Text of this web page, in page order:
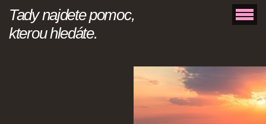
Tady najdete pomoc,
kterou hledáte.